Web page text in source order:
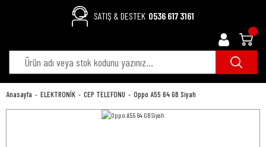
SATIŞ & DESTEK 0536 617 3161
Anasayfa ELEKTRONİK CEP TELEFONU Oppo A55 64 GB Siyah